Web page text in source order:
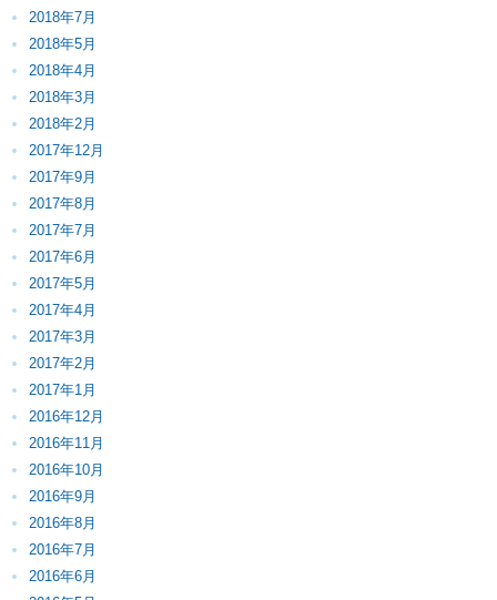
2018年7月
2018年5月
2018年4月
2018年3月
2018年2月
2017年12月
2017年9月
2017年8月
2017年7月
2017年6月
2017年5月
2017年4月
2017年3月
2017年2月
2017年1月
2016年12月
2016年11月
2016年10月
2016年9月
2016年8月
2016年7月
2016年6月